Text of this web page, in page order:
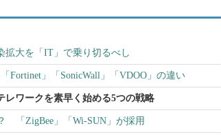
拡大を「IT」で乗り切るべし
Fortinet」「SonicWall」「VDOO」の違い
ワークを素早く始める5つの戦略
「ZigBee」「Wi-SUN」が採用